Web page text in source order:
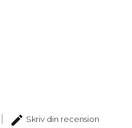
edit Skriv din recension